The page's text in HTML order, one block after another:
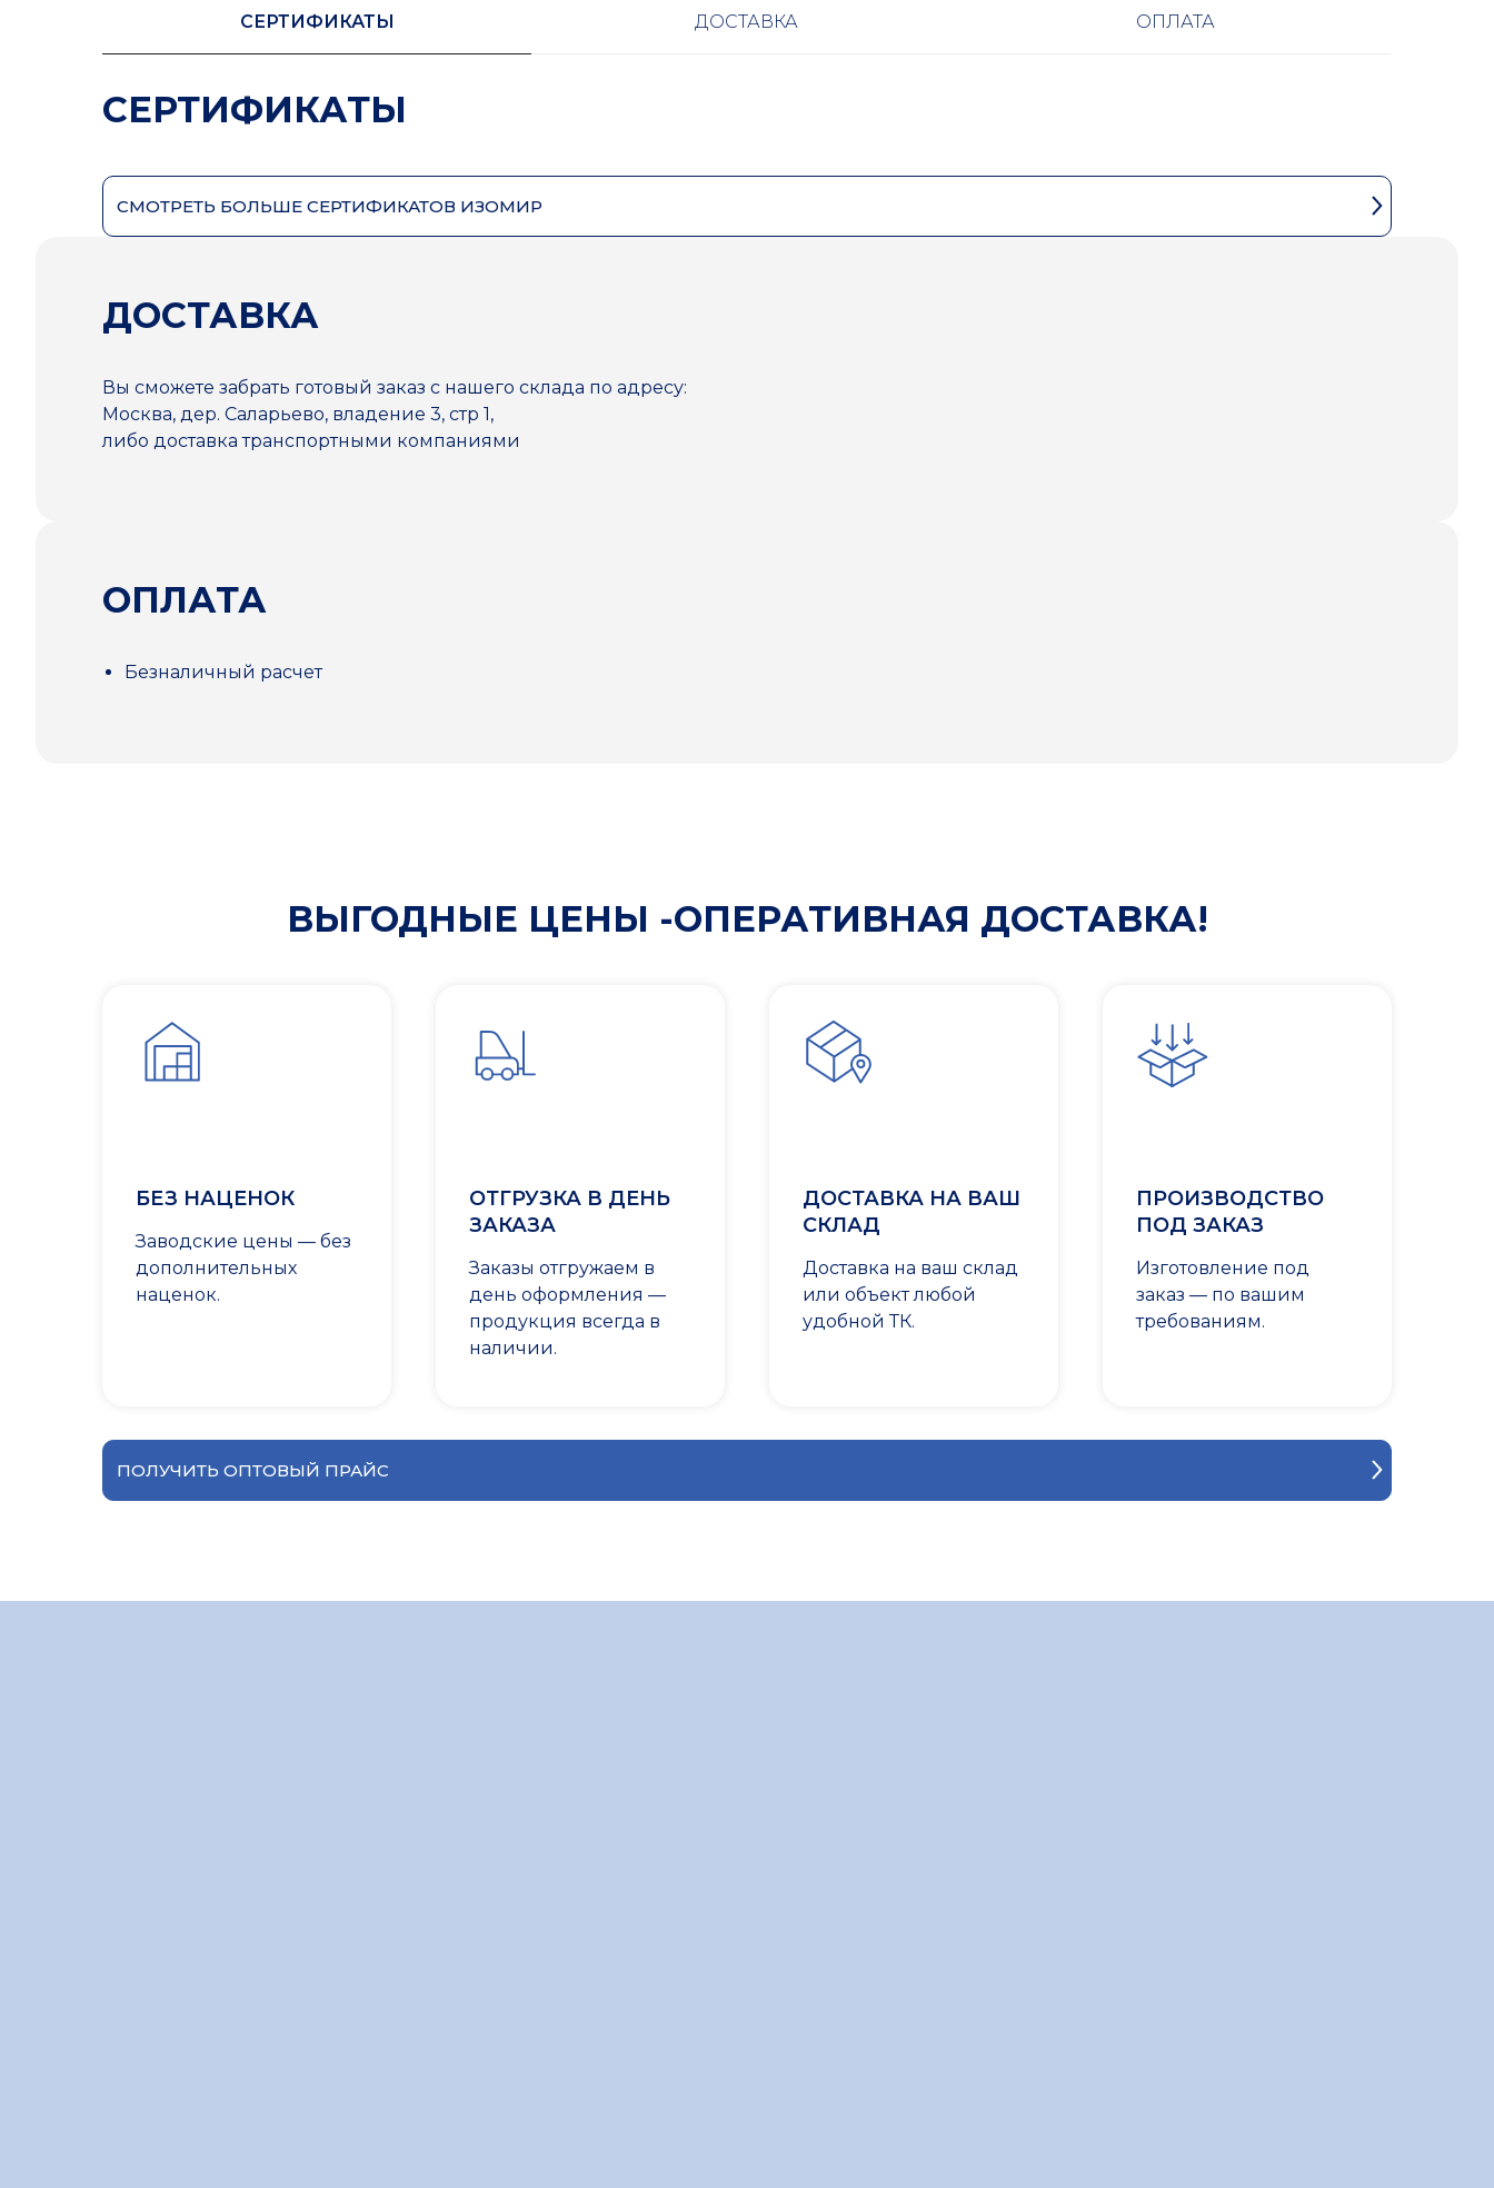
СЕРТИФИКАТЫ ДОСТАВКА ОПЛАТА
СЕРТИФИКАТЫ
СМОТРЕТЬ БОЛЬШЕ СЕРТИФИКАТОВ ИЗОМИР
ДОСТАВКА
Вы сможете забрать готовый заказ с нашего склада по адресу:
Москва, дер. Саларьево, владение 3, стр 1,
либо доставка транспортными компаниями
ОПЛАТА
Безналичный расчет
ВЫГОДНЫЕ ЦЕНЫ -ОПЕРАТИВНАЯ ДОСТАВКА!
БЕЗ НАЦЕНОК
Заводские цены — без
дополнительных
наценок.
ОТГРУЗКА В ДЕНЬ
ЗАКАЗА
Заказы отгружаем в
день оформления —
продукция всегда в
наличии.
ДОСТАВКА НА ВАШ
СКЛАД
Доставка на ваш склад
или объект любой
удобной ТК.
ПРОИЗВОДСТВО
ПОД ЗАКАЗ
Изготовление под
заказ — по вашим
требованиям.
ПОЛУЧИТЬ ОПТОВЫЙ ПРАЙС